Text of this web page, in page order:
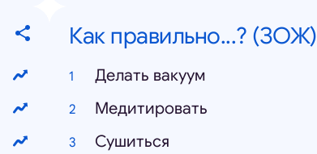
Как правильно...? (ЗОЖ)
Делать вакуум
Медитировать
Сушиться